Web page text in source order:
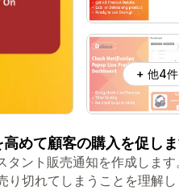
+ 他4件
めて顧客の購入を促しま
ント販売通知を作成しま
切れてしまうことを理解し